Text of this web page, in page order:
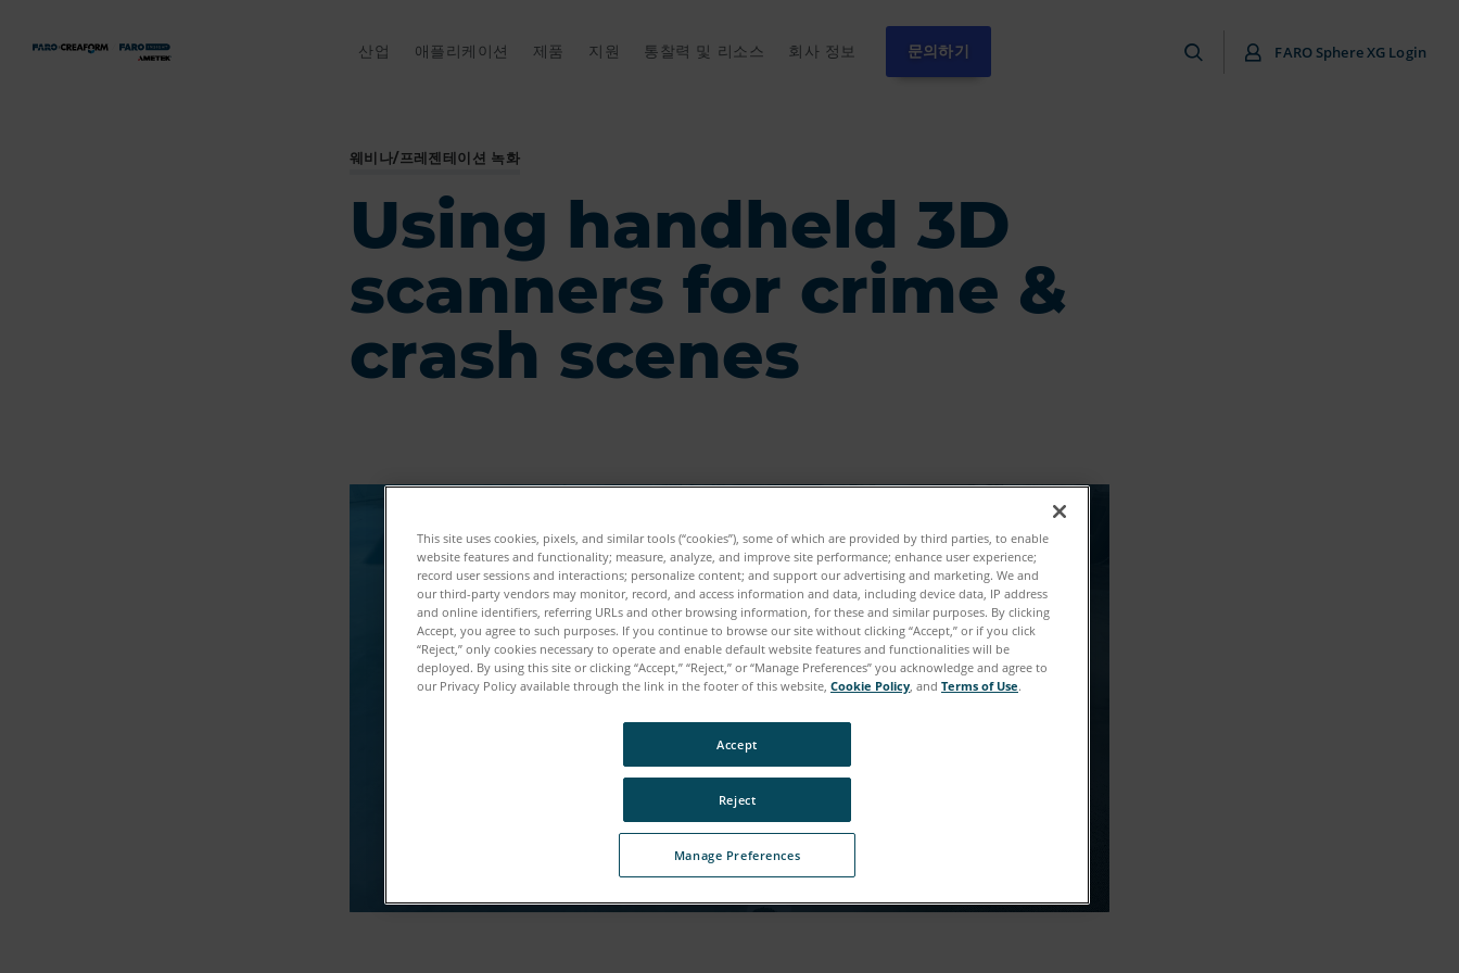
산업 애플리케이션 제품 지원 통찰력 및 리소스 회사 정보 문의하기 FARO Sphere XG Login
웨비나/프레젠테이션 녹화
Using handheld 3D
scanners for crime &
crash scenes
다운로드 준비가 거의 완료되었습니다!
이 콘텐츠에 액세스하려면 사용자 정보를 좀 더 알려주세요.
This site uses cookies, pixels, and similar tools (“cookies”), some of which are provided by third parties, to enable
website features and functionality; measure, analyze, and improve site performance; enhance user experience;
record user sessions and interactions; personalize content; and support our advertising and marketing. We and
our third-party vendors may monitor, record, and access information and data, including device data, IP address
and online identifiers, referring URLs and other browsing information, for these and similar purposes. By clicking
Accept, you agree to such purposes. If you continue to browse our site without clicking “Accept,” or if you click
“Reject,” only cookies necessary to operate and enable default website features and functionalities will be
deployed. By using this site or clicking “Accept,” “Reject,” or “Manage Preferences” you acknowledge and agree to
our Privacy Policy available through the link in the footer of this website, Cookie Policy , and Terms of Use.
Manage Preferences
Reject
Accept